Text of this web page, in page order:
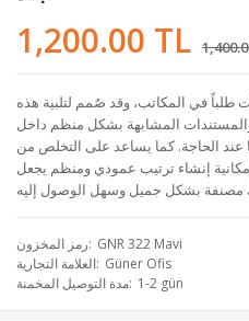
1,200.00 TL
طلباً في المكاتب، وقد صُمم لتلبية هذه
المشابهة بشكل منظم داخل
عند الحاجة. كما يساعد على التخلص من
إنشاء ترتيب عمودي ومنظم يجعل
مصنفة بشكل جميل وسهل الوصول إليه
رمز المخزون GNR 322 Mavi
العلامة التجارية Güner Ofis
مدة التوصيل المخمنة 1-2 gün